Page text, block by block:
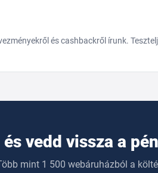
és cashbackről írunk.
vedd vissza a
mint 1 500 webáruházból a